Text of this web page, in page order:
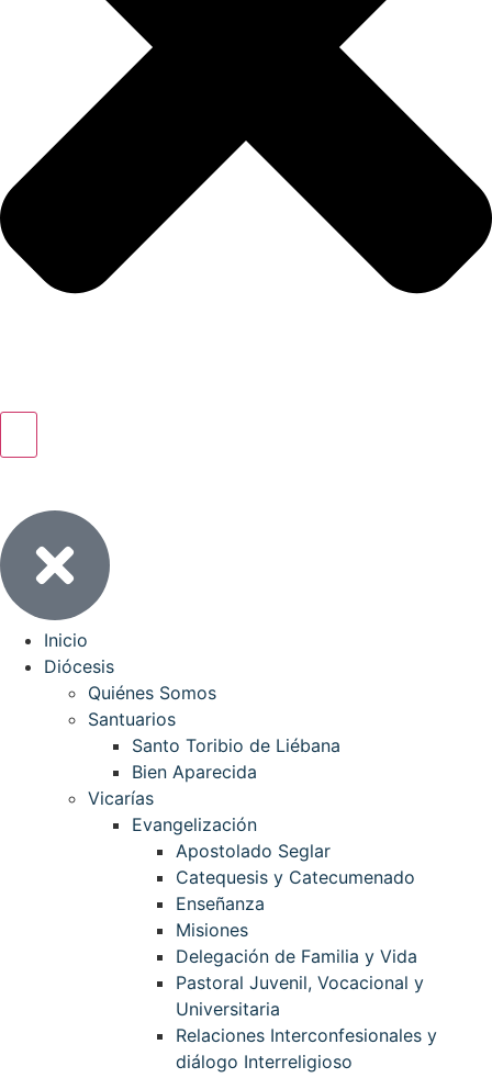
Inicio
Diócesis
Quiénes Somos
Santuarios
Santo Toribio de Liébana
Bien Aparecida
Vicarías
Evangelización
Apostolado Seglar
Catequesis y Catecumenado
Enseñanza
Misiones
Delegación de Familia y Vida
Pastoral Juvenil, Vocacional y
Universitaria
Relaciones Interconfesionales y
diálogo Interreligioso